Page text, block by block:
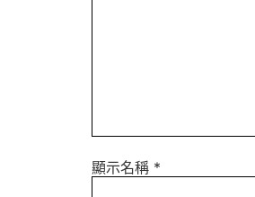
顯示名稱 *